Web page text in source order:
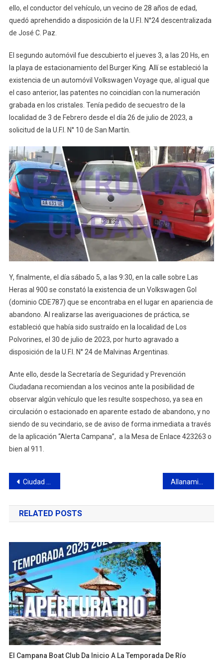
ello, el conductor del vehículo, un vecino de 28 años de edad,
quedó aprehendido a disposición de la U.F.I. N°24 descentralizada
de José C. Paz.
El segundo automóvil fue descubierto el jueves 3, a las 20 Hs, en
la playa de estacionamiento del Burger King. Allí se estableció la
existencia de un automóvil Volkswagen Voyage que, al igual que
el caso anterior, las patentes no coincidían con la numeración
grabada en los cristales. Tenía pedido de secuestro de la
localidad de 3 de Febrero desde el día 26 de julio de 2023, a
solicitud de la U.F.I. N° 10 de San Martín.
Y, finalmente, el día sábado 5, a las 9:30, en la calle sobre Las
Heras al 900 se constató la existencia de un Volkswagen Gol
(dominio CDE787) que se encontraba en el lugar en apariencia de
abandono. Al realizarse las averiguaciones de práctica, se
estableció que había sido sustraído en la localidad de Los
Polvorines, el 30 de julio de 2023, por hurto agravado a
disposición de la U.F.I. N° 24 de Malvinas Argentinas.
Ante ello, desde la Secretaría de Seguridad y Prevención
Ciudadana recomiendan a los vecinos ante la posibilidad de
observar algún vehículo que les resulte sospechoso, ya sea en
circulación o estacionado en aparente estado de abandono, y no
siendo de su vecindario, se de aviso de forma inmediata a través
de la aplicación “Alerta Campana”, a la Mesa de Enlace 423263 o
bien al 911.
Navegación
de
entradas
Ciudad de Campana se subió al podio de la División de Honor Allanamientos y detenciones en el barrio Villanueva
RELATED POSTS
El Campana Boat Club Da Inicio A La Temporada De Río